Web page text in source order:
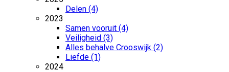
Delen (4)
2023
Samen vooruit (4)
Veiligheid (3)
Alles behalve Crooswijk (2)
Liefde (1)
2024